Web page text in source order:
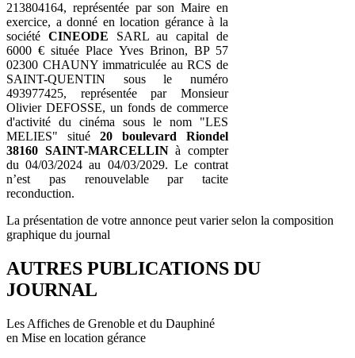
213804164, représentée par son Maire en
exercice, a donné en location gérance à la
société CINEODE SARL au capital de
6000 € située Place Yves Brinon, BP 57
02300 CHAUNY immatriculée au RCS de
SAINT-QUENTIN sous le numéro
493977425, représentée par Monsieur
Olivier DEFOSSE, un fonds de commerce
d'activité du cinéma sous le nom "LES
MELIES" situé 20 boulevard Riondel
38160 SAINT-MARCELLINà compter
du 04/03/2024 au 04/03/2029. Le contrat
n’est pas renouvelable par tacite
reconduction.
La présentation de votre annonce peut varier selon la composition
graphique du journal
AUTRES PUBLICATIONS DU
JOURNAL
Les Affiches de Grenoble et du Dauphiné
en Mise en location gérance